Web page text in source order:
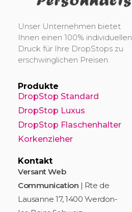
Unser Unternehmen bietet
Ihnen einen 100% individuellen
Druck für Ihre DropStops zu
erschwinglichen Preisen.
Produkte
DropStop Standard
DropStop Luxus
DropStop Flaschenhalter
Korkenzieher
Kontakt
Versant Web
Communication | Rte de
Lausanne 17, 1400 Yverdon-